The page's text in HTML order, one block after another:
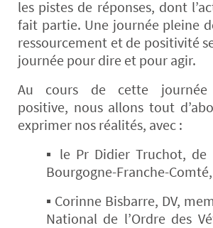
les pistes de réponses, dont
fait partie. Une journée pleine
ressourcement et de positivité
journée pour dire et pour agir.
Au cours de cette journée
positive, nous allons tout
exprimer nos réalités, avec :
▪ le Pr Didier Truchot, de
Bourgogne-Franche-Comté,
▪ Corinne Bisbarre, DV,
National de l’Ordre des